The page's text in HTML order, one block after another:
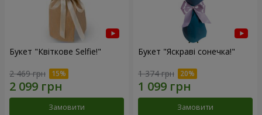
Букет "Квіткове Selfie!"
2 469 грн
Замовити
Букет "Яскраві сонечка!"
1 374 грн
Замовити